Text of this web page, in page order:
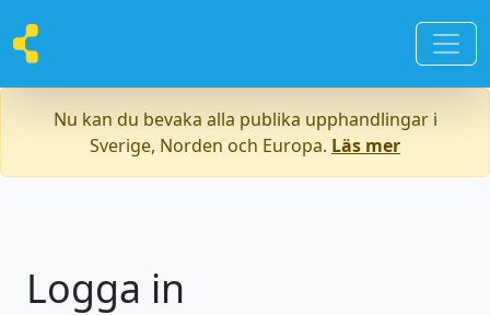
Nu kan du bevaka alla publika upphandlingar i
Sverige, Norden och Europa. Läs mer
Logga in